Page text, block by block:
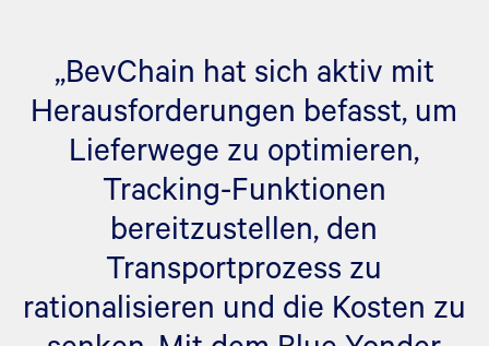
„BevChain hat sich aktiv mit
Herausforderungen befasst, um
Lieferwege zu optimieren,
Tracking-Funktionen
bereitzustellen, den
Transportprozess zu
rationalisieren und die Kosten zu